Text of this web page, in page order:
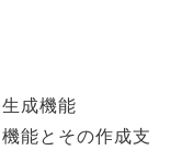
成機能
能とその作成支